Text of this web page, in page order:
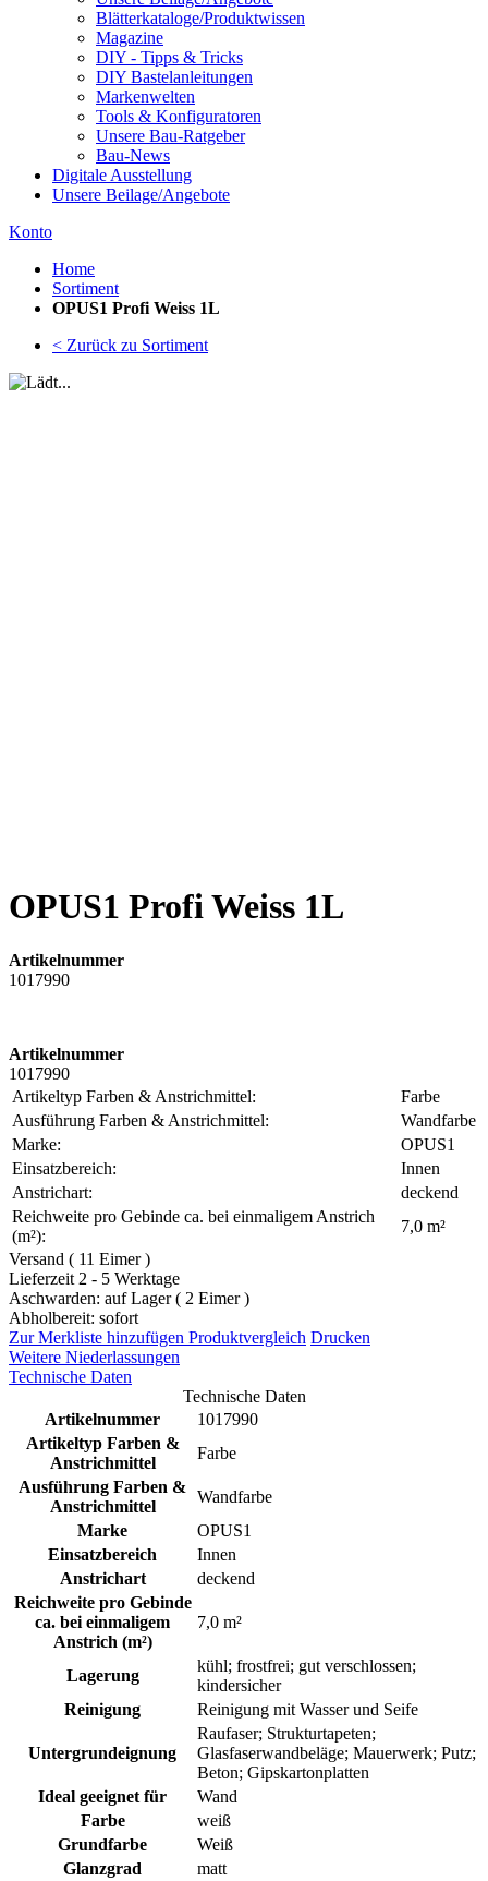
Blätterkataloge/Produktwissen
Magazine
DIY - Tipps & Tricks
DIY Bastelanleitungen
Markenwelten
Tools & Konfiguratoren
Unsere Bau-Ratgeber
Bau-News
Digitale Ausstellung
Unsere Beilage/Angebote
Konto
Home
Sortiment
OPUS1 Profi Weiss 1L
< Zurück zu Sortiment
OPUS1 Profi Weiss 1L
Artikelnummer
1017990
Artikelnummer
1017990
Artikeltyp Farben & Anstrichmittel:
Farbe
Ausführung Farben & Anstrichmittel:
Wandfarbe
Marke:
OPUS1
Einsatzbereich:
Innen
Anstrichart:
deckend
Reichweite pro Gebinde ca. bei einmaligem Anstrich
(m²):
7,0 m²
Versand ( 11 Eimer )
Lieferzeit 2 - 5 Werktage
Aschwarden: auf Lager ( 2 Eimer )
Abholbereit: sofort
Zur Merkliste hinzufügen Produktvergleich Drucken
Weitere Niederlassungen
Technische Daten
Technische Daten
Artikelnummer
1017990
Artikeltyp Farben &
Anstrichmittel
Farbe
Ausführung Farben &
Anstrichmittel
Wandfarbe
Marke
OPUS1
Einsatzbereich
Innen
Anstrichart
deckend
Reichweite pro Gebinde
ca. bei einmaligem
Anstrich (m²)
7,0 m²
Lagerung
kühl; frostfrei; gut verschlossen;
kindersicher
Reinigung
Reinigung mit Wasser und Seife
Untergrundeignung
Raufaser; Strukturtapeten;
Glasfaserwandbeläge; Mauerwerk; Putz;
Beton; Gipskartonplatten
Ideal geeignet für
Wand
Farbe
weiß
Grundfarbe
Weiß
Glanzgrad
matt